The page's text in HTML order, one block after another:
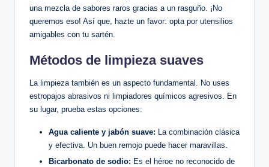
una mezcla de sabores raros gracias a un rasguño. ¡No
queremos eso! Así que, hazte un favor: opta por utensilios
amigables con tu sartén.
Métodos de limpieza suaves
La limpieza también es un aspecto fundamental. No uses
estropajos abrasivos ni limpiadores químicos agresivos. En
su lugar, prueba estas opciones:
Agua caliente y jabón suave: La combinación clásica
y efectiva. Un buen remojo puede hacer maravillas.
Bicarbonato de sodio: Es el héroe no reconocido de